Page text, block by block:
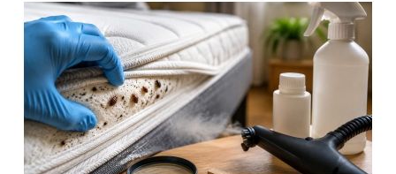
Гроші
Життя
Лайфстайл
ТехноНаука
Людина